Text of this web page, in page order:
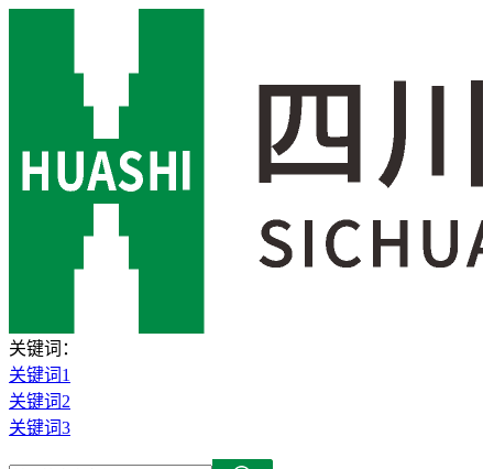
关键词：
关键词1
关键词2
关键词3